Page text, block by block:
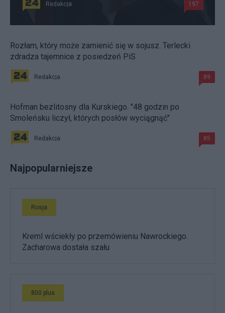
Redakcja 197
Rozłam, który może zamienić się w sojusz. Terlecki
zdradza tajemnice z posiedzeń PiS
Redakcja 89
Hofman bezlitosny dla Kurskiego. "48 godzin po
Smoleńsku liczył, których posłów wyciągnąć"
Redakcja 85
Najpopularniejsze
Rosja
Kreml wściekły po przemówieniu Nawrockiego.
Zacharowa dostała szału
800 plus